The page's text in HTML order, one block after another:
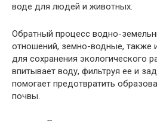
воде для людей и животных.
Обратный процесс водно-
отношений, земно-водные, также
для сохранения экологического
впитывает воду, фильтруя ее и
помогает предотвратить
почвы.